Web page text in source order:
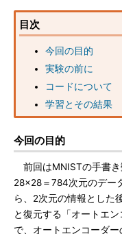
目次
今回の目的
実験の前に
コードについて
学習とその結果
今回の目的
前回はMNISTの手書き
28×28＝784次元のデー
ら、2次元の情報とした
と復元する「オートエ
で、オートエンコーダ